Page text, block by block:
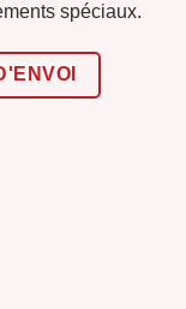
spéciaux.